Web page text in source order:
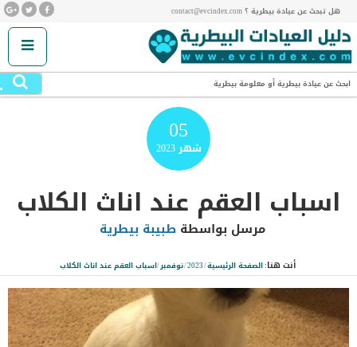
هل تبحث عن عيادة بيطرية ؟ contact@evcindex.com
ابحث عن عيادة بيطرية أو معلومة بيطرية
05
شهر2023
اسباب العقم عند اناث الكلاب
مرسل بواسطة طبيبة بيطرية
أنت هنا:الصفحة الرئيسية/
2023
/نوفمبر/اسباب العقم عند اناث الكلاب